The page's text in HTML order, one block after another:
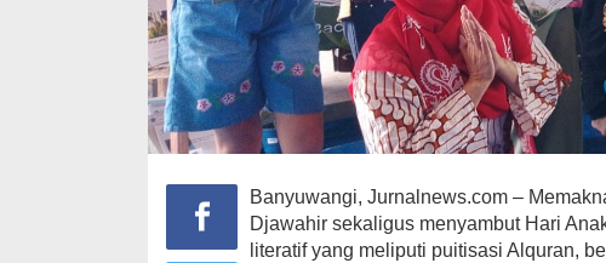
Banyuwangi, Jurnalnews.com –
Djawahir sekaligus menyambut Hari
literatif yang meliputi puitisasi Alquran,